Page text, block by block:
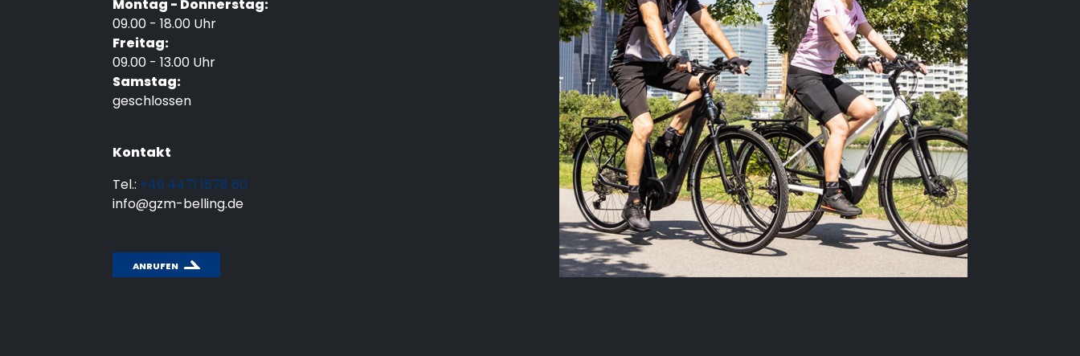
Montag - Donnerstag:
09.00 - 18.00 Uhr
Freitag:
09.00 - 13.00 Uhr
Samstag:
geschlossen
Kontakt
Tel.: +49 4471 1878 60
info@gzm-belling.de
ANRUFEN